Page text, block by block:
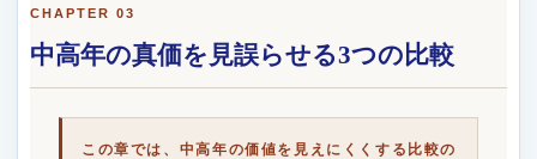
CHAPTER 03
中高年の真価を見誤らせる3つの比較
この章では、中高年の価値を見えにくくする比較の